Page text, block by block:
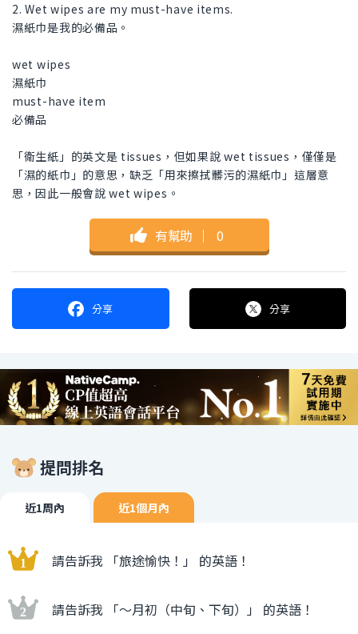
2. Wet wipes are my must-have items.
濕紙巾是我的必備品。
wet wipes
濕紙巾
must-have item
必備品
「衛生紙」的英文是 tissues，但如果說 wet tissues，僅僅是
「濕的紙巾」的意思，缺乏「用來擦拭髒污的濕紙巾」這層意
思，因此一般會說 wet wipes。
有幫助 ｜ 0
分享 分享
提問排名
近1周內 近1個月內
請告訴我 「旅途愉快！」 的英語！
請告訴我 「〜月初（中旬、下旬）」 的英語！